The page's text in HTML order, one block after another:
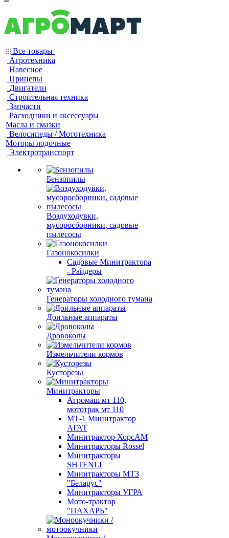
Все товары
Агротехника
Навесное
Прицепы
Двигатели
Строительная техника
Запчасти
Расходники и аксессуары
Масла и смазки
Велосипеды / Мототехника
Моторы лодочные
Электротранспорт
Бензопилы
Воздуходувки,
мусоросборники, cадовые
пылесосы
Газонокосилки
Садовые Минитрактора
- Райдеры
Генераторы холодного тумана
Доильные аппараты
Дровоколы
Измельчители кормов
Кусторезы
Минитракторы
Агромаш мт 110,
мототрак мт 110
МТ-1 Минитрактор
АГАТ
Минитрактор ХорсАМ
Минитракторы Rossel
Минитракторы
SHTENLI
Минитракторы МТЗ
"Беларус"
Минитракторы УГРА
Мото-трактор
"ПАХАРЬ"